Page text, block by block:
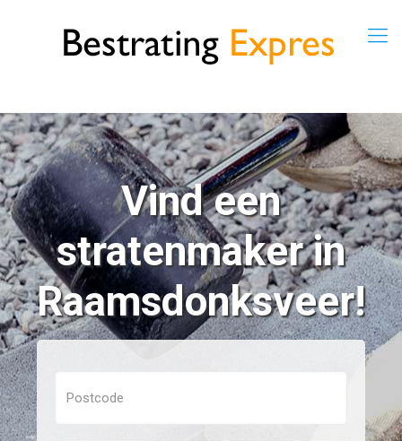
Vind een
stratenmaker in
Raamsdonksveer!